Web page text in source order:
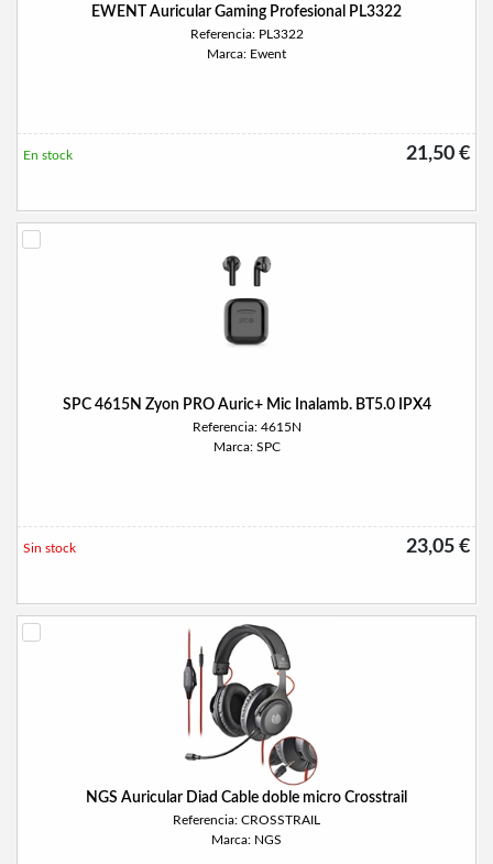
EWENT Auricular Gaming Profesional PL3322
Referencia: PL3322
Marca: Ewent
21,50 €
En stock
SPC 4615N Zyon PRO Auric+ Mic Inalamb. BT5.0 IPX4
Referencia: 4615N
Marca: SPC
23,05 €
Sin stock
NGS Auricular Diad Cable doble micro Crosstrail
Referencia: CROSSTRAIL
Marca: NGS